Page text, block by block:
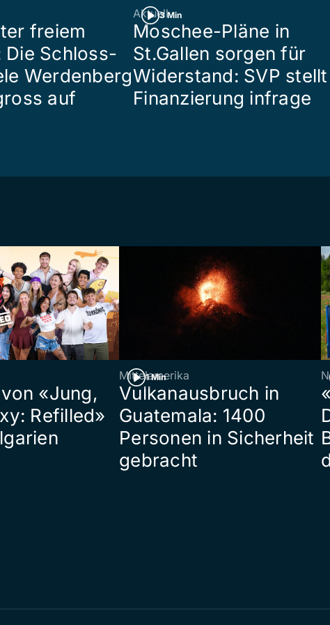
freiem
Die Schloss-
Werdenberg
auf
3 Min
Aktuell
Moschee-Pläne in
St.Gallen sorgen für
Widerstand: SVP stellt
Finanzierung infrage
«Jung,
Refilled»
1 Min
Mittelamerika
Vulkanausbruch in
Guatemala: 1400
Personen in Sicherheit
gebracht